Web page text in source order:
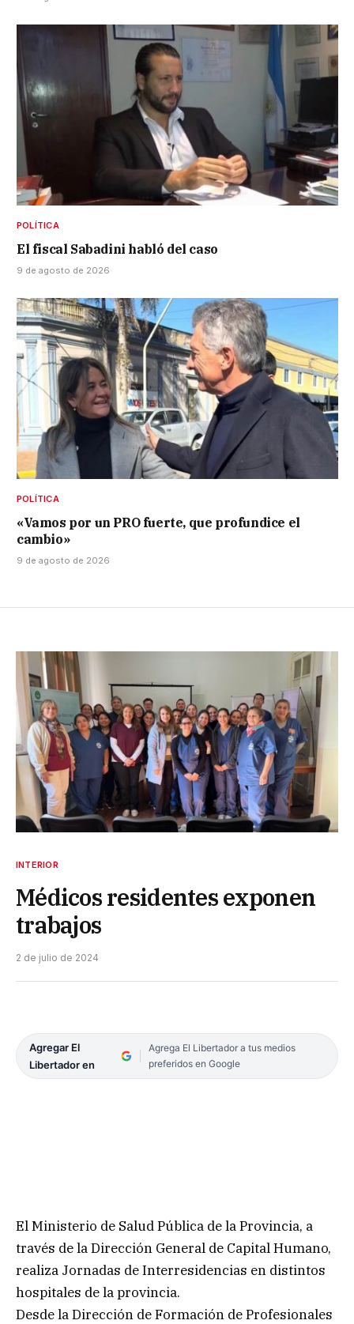
POLÍTICA
El fiscal Sabadini habló del caso
9 de agosto de 2026
POLÍTICA
«Vamos por un PRO fuerte, que profundice el
cambio»
9 de agosto de 2026
INTERIOR
Médicos residentes exponen
trabajos
2 de julio de 2024
Agregar El
Libertador en
Agrega El Libertador a tus medios
preferidos en Google
El Ministerio de Salud Pública de la Provincia, a
través de la Dirección General de Capital Humano,
realiza Jornadas de Interresidencias en distintos
hospitales de la provincia.
Desde la Dirección de Formación de Profesionales